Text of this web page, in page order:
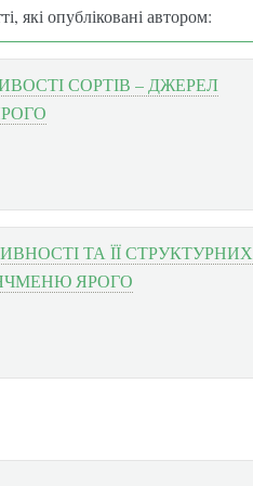
які опубліковані автором:
СОРТІВ – ДЖЕРЕЛ
ТА ЇЇ СТРУКТУРНИХ
ЯЧМЕНЮ ЯРОГО